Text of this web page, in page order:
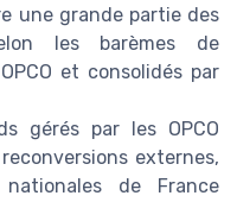
une grande partie des
les barèmes de
et consolidés par
gérés par les OPCO
externes,
nationales de France